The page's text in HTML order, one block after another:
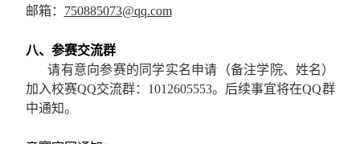
邮箱： 750885073@qq.com
八、参赛交流群
请有意向参赛的同学实名申请（备注学院、姓名）
加入校赛QQ交流群： 1012605553。后续事宜将在QQ群
中通知。